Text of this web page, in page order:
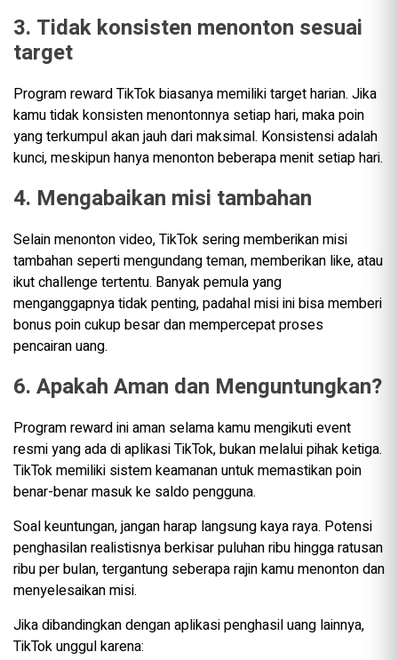
3. Tidak konsisten menonton sesuai
target
Program reward TikTok biasanya memiliki target harian. Jika
kamu tidak konsisten menontonnya setiap hari, maka poin
yang terkumpul akan jauh dari maksimal. Konsistensi adalah
kunci, meskipun hanya menonton beberapa menit setiap hari.
4. Mengabaikan misi tambahan
Selain menonton video, TikTok sering memberikan misi
tambahan seperti mengundang teman, memberikan like, atau
ikut challenge tertentu. Banyak pemula yang
menganggapnya tidak penting, padahal misi ini bisa memberi
bonus poin cukup besar dan mempercepat proses
pencairan uang.
6. Apakah Aman dan Menguntungkan?
Program reward ini aman selama kamu mengikuti event
resmi yang ada di aplikasi TikTok, bukan melalui pihak ketiga.
TikTok memiliki sistem keamanan untuk memastikan poin
benar-benar masuk ke saldo pengguna.
Soal keuntungan, jangan harap langsung kaya raya. Potensi
penghasilan realistisnya berkisar puluhan ribu hingga ratusan
ribu per bulan, tergantung seberapa rajin kamu menonton dan
menyelesaikan misi.
Jika dibandingkan dengan aplikasi penghasil uang lainnya,
TikTok unggul karena: